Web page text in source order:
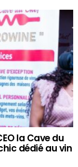
la Cave du
dédié au vin